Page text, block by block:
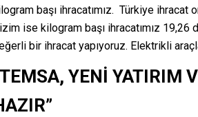
başı ihracatımız. Türkiye ihracat
ise kilogram başı ihracatımız
bir ihracat yapıyoruz. Elektrikli
YENİ YATIRIM